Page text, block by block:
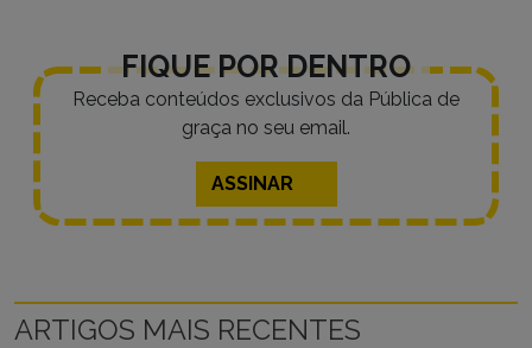
FIQUE POR DENTRO
Receba conteúdos exclusivos da Pública de
graça no seu email.
ASSINAR
ARTIGOS MAIS RECENTES